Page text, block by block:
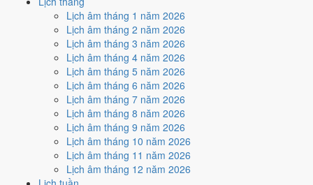
Lịch âm tháng 1 năm 2026
Lịch âm tháng 2 năm 2026
Lịch âm tháng 3 năm 2026
Lịch âm tháng 4 năm 2026
Lịch âm tháng 5 năm 2026
Lịch âm tháng 6 năm 2026
Lịch âm tháng 7 năm 2026
Lịch âm tháng 8 năm 2026
Lịch âm tháng 9 năm 2026
Lịch âm tháng 10 năm 2026
Lịch âm tháng 11 năm 2026
Lịch âm tháng 12 năm 2026
Cách tính ngày tốt
Nhập trạch - vào nhà mới
/10Rất tốt
Nhập trạch - vào nhà mới hôm nay ở
Trực Thành, Sao Mão và Ngày Hoàng Đạo
Cách tính ngày tốt
Mua xe - tậu xe
Rất tốt
Mua xe - tậu xe hôm nay ởmức rất tốt (9/10)
Thành và Ngày Hoàng Đạo.
Cách tính ngày tốt